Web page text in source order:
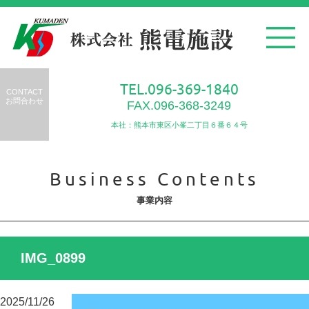
CONTACT
お問合わせ
TEL.096-369-1840
FAX.096-368-3249
本社：熊本市東区小峯二丁目６番６４号
Business Contents
事業内容
IMG_0899
2025/11/26